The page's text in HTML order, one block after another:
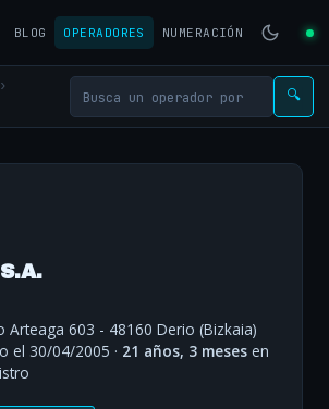
BLOG OPERADORES NUMERACIÓN
›
🔍
Arteaga 603 - 48160 Derio (Bizkaia)
el 30/04/2005 · 21 años, 3 meses en